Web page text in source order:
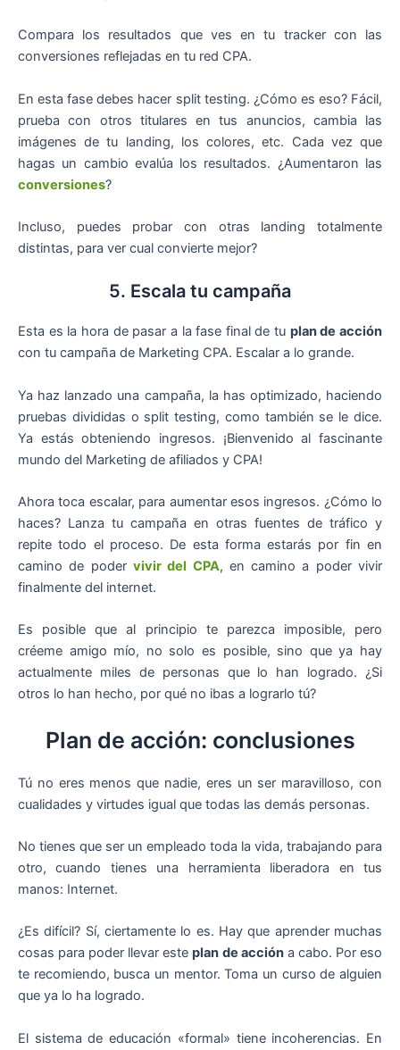
Compara los resultados que ves en tu tracker con las
conversiones reflejadas en tu red CPA.
En esta fase debes hacer split testing. ¿Cómo es eso? Fácil,
prueba con otros titulares en tus anuncios, cambia las
imágenes de tu landing, los colores, etc. Cada vez que
hagas un cambio evalúa los resultados. ¿Aumentaron las
conversiones?
Incluso, puedes probar con otras landing totalmente
distintas, para ver cual convierte mejor?
5. Escala tu campaña
Esta es la hora de pasar a la fase final de tu plan de acción
con tu campaña de Marketing CPA. Escalar a lo grande.
Ya haz lanzado una campaña, la has optimizado, haciendo
pruebas divididas o split testing, como también se le dice.
Ya estás obteniendo ingresos. ¡Bienvenido al fascinante
mundo del Marketing de afiliados y CPA!
Ahora toca escalar, para aumentar esos ingresos. ¿Cómo lo
haces? Lanza tu campaña en otras fuentes de tráfico y
repite todo el proceso. De esta forma estarás por fin en
camino de poder vivir del CPA, en camino a poder vivir
finalmente del internet.
Es posible que al principio te parezca imposible, pero
créeme amigo mío, no solo es posible, sino que ya hay
actualmente miles de personas que lo han logrado. ¿Si
otros lo han hecho, por qué no ibas a lograrlo tú?
Plan de acción: conclusiones
Tú no eres menos que nadie, eres un ser maravilloso, con
cualidades y virtudes igual que todas las demás personas.
No tienes que ser un empleado toda la vida, trabajando para
otro, cuando tienes una herramienta liberadora en tus
manos: Internet.
¿Es difícil? Sí, ciertamente lo es. Hay que aprender muchas
cosas para poder llevar esteplan de accióna cabo. Por eso
te recomiendo, busca un mentor. Toma un curso de alguien
que ya lo ha logrado.
El sistema de educación «formal» tiene incoherencias. En